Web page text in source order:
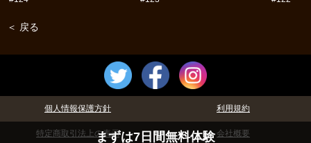
まずは7日間無料体験
＜ 戻る
個人情報保護方針 利用規約
特定商取引法上の表示 会社概要